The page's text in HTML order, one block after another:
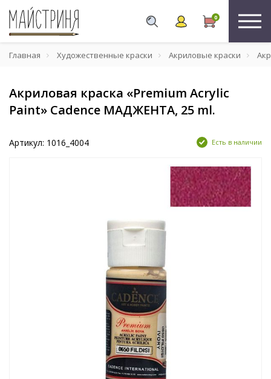
0
Главная Художественные краски Акриловые краски
Акриловая краска «Premium Acrylic
Paint» Cadence МАДЖЕНТА, 25 ml.
Артикул: 1016_4004 Есть в наличии